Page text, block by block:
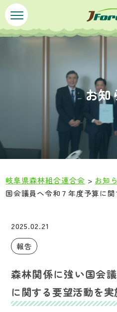
ペ
ー
ジ
メ
ニ
ュ
へ
お知
岐阜県森林組合連合会 > お知
国会議員へ令和７年度予算に
2025.02.21
報告
森林関係に強い国会
に関する要望活動を実